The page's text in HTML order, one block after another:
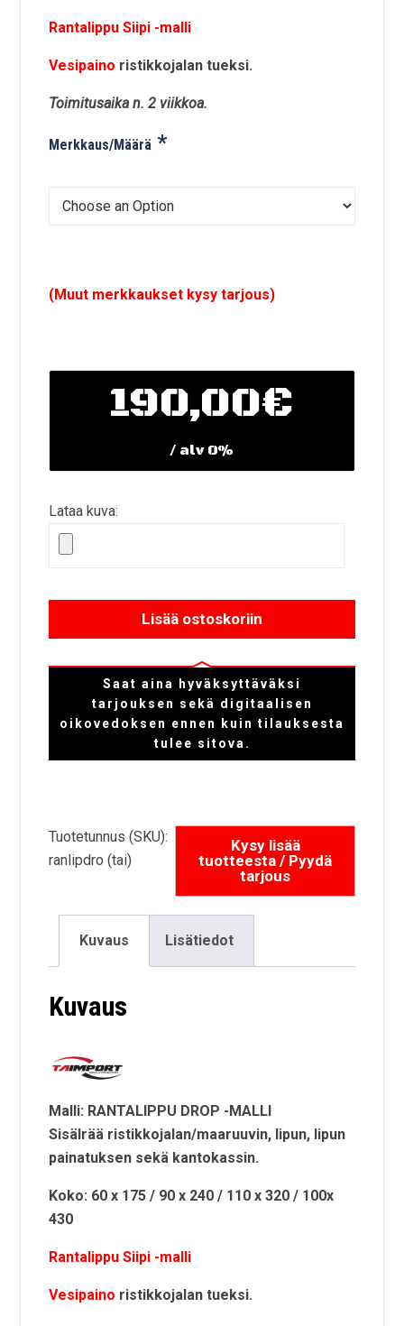
Rantalippu Siipi -malli
Vesipaino ristikkojalan tueksi.
Toimitusaika n. 2 viikkoa.
Merkkaus/Määrä*
(Muut merkkaukset kysy tarjous)
190,00€
/ alv 0%
Lataa kuva:
Lisää ostoskoriin
Saat aina hyväksyttäväksi
tarjouksen sekä digitaalisen
oikovedoksen ennen kuin tilauksesta
tulee sitova.
Tuotetunnus (SKU):
ranlipdro (tai)
Kuvaus Lisätiedot
Kuvaus
Malli: RANTALIPPU DROP -MALLI
Sisälrää ristikkojalan/maaruuvin, lipun, lipun
painatuksen sekä kantokassin.
Koko: 60 x 175 / 90 x 240 / 110 x 320 / 100x
430
Rantalippu Siipi -malli
Vesipaino ristikkojalan tueksi.